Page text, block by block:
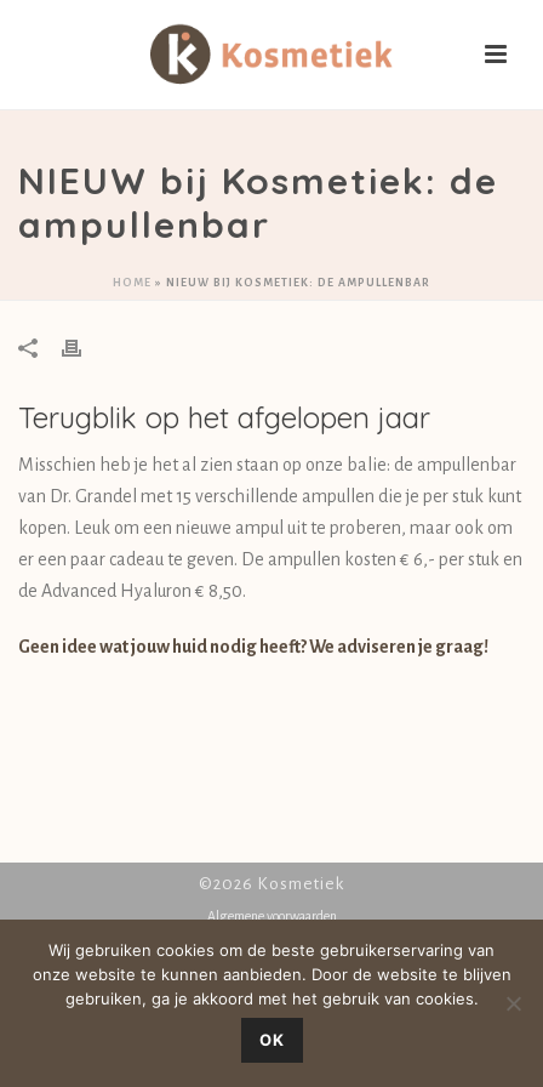
NIEUW bij Kosmetiek: de
ampullenbar
HOME » NIEUW BIJ KOSMETIEK: DE AMPULLENBAR
Terugblik op het afgelopen jaar
Misschien heb je het al zien staan op onze balie: de ampullenbar
van Dr. Grandel met 15 verschillende ampullen die je per stuk kunt
kopen. Leuk om een nieuwe ampul uit te proberen, maar ook om
er een paar cadeau te geven. De ampullen kosten € 6,- per stuk en
de Advanced Hyaluron € 8,50.
Geen idee wat jouw huid nodig heeft? We adviseren je graag!
©2026 Kosmetiek
Algemene voorwaarden
Disclaimer
Privacy
Cookies
Wij gebruiken cookies om de beste gebruikerservaring van
onze website te kunnen aanbieden. Door de website te blijven
gebruiken, ga je akkoord met het gebruik van cookies.
OK